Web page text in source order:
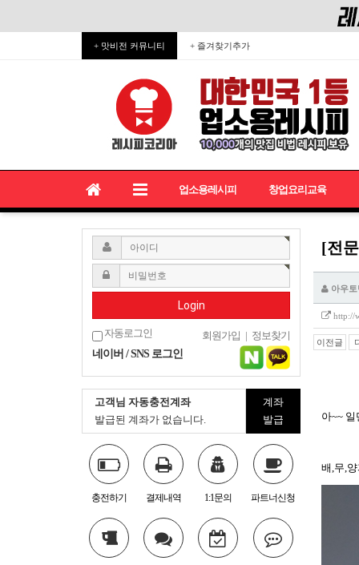
+ 맛비전 커뮤니티 + 즐겨찾기추가
업소용레시피 창업요리교육
Login
자동로그인 회원가입 | 정보찾기
네이버 / SNS 로그인
고객님 자동충전계좌
발급된 계좌가 없습니다.
계좌
발급
충전하기 결제내역 1:1문의 파트너신청
[전
아우토
http://
이전글
아~~
배,무,